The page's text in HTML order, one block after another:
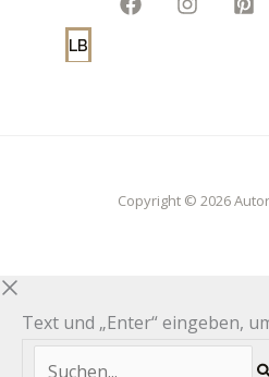
LB
Copyright © 2026
Text und „Enter“ eingeben,